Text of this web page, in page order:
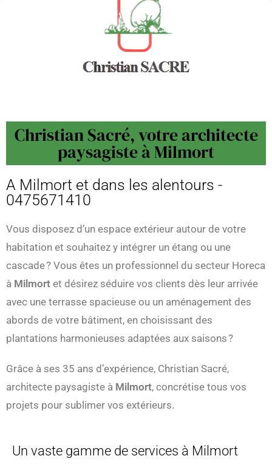
Christian Sacré, votre architecte
paysagiste à Milmort
A Milmort et dans les alentours -
0475671410
Vous disposez d’un espace extérieur autour de votre
habitation et souhaitez y intégrer un étang ou une
cascade ? Vous êtes un professionnel du secteur Horeca
à Milmort et désirez séduire vos clients dès leur arrivée
avec une terrasse spacieuse ou un aménagement des
abords de votre bâtiment, en choisissant des
plantations harmonieuses adaptées aux saisons ?
Grâce à ses 35 ans d’expérience, Christian Sacré,
architecte paysagiste à Milmort, concrétise tous vos
projets pour sublimer vos extérieurs.
Un vaste gamme de services à Milmort